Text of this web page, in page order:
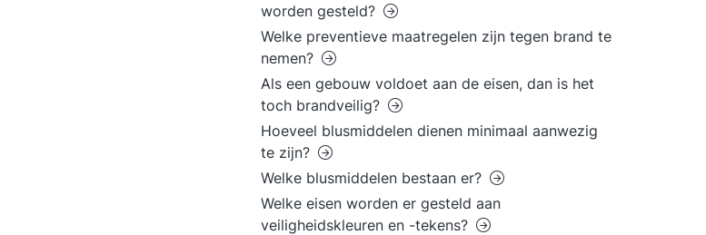
worden gesteld?
Welke preventieve maatregelen zijn tegen brand te
nemen?
Als een gebouw voldoet aan de eisen, dan is het
toch brandveilig?
Hoeveel blusmiddelen dienen minimaal aanwezig
te zijn?
Welke blusmiddelen bestaan er?
Welke eisen worden er gesteld aan
veiligheidskleuren en -tekens?